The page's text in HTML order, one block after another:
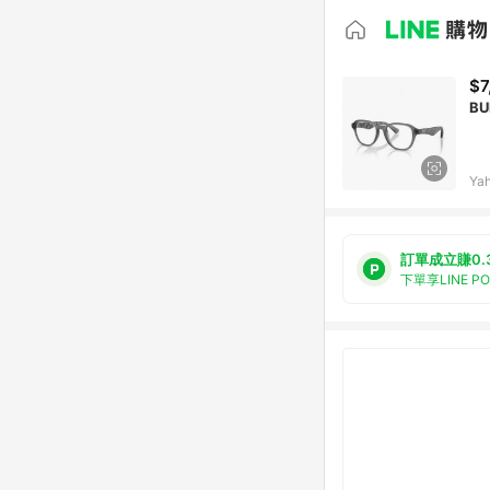
訂單成立賺
下單享LINE